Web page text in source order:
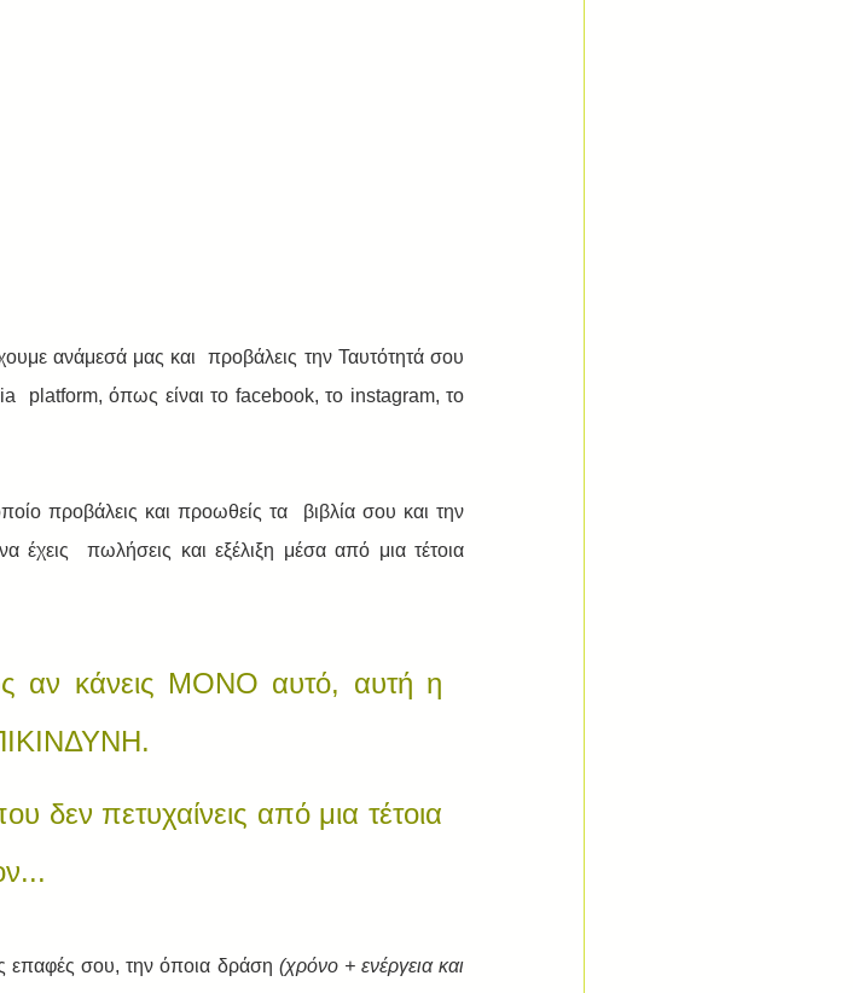
ανάμεσά μας και  προβάλεις την Ταυτότητά σου
platform, όπως είναι το facebook, το instagram, το
προβάλεις και προωθείς τα  βιβλία σου και την
πωλήσεις και εξέλιξη μέσα από μια τέτοια
αν κάνεις ΜΟΝΟ αυτό, αυτή η
δεν πετυχαίνεις από μια τέτοια
επαφές σου, την όποια δράση (χρόνο + ενέργεια και